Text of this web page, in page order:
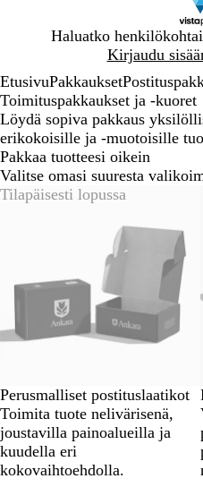
Haluatko
Kirjaudu
1
EtusivuPakkaukset
Toimituspakkaukset ja -kuoret
Löydä sopiva pakkaus
erikokoisille ja -muotoisille
Pakkaa tuotteesi oikein
Valitse omasi suuresta
Tilapäisesti lopussa
Perusmalliset postituslaatikot
Toimita tuote nelivärisenä,
joustavilla painoalueilla ja
kuudella eri
kokovaihtoehdolla.